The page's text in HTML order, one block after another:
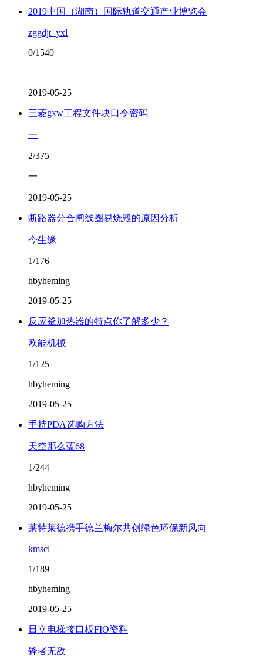
2019中国（湖南）国际轨道交通产业博览会
zggdjt_yxl
0/1540
2019-05-25
三菱gxw工程文件块口令密码
一
2/375
一
2019-05-25
断路器分合闸线圈易烧毁的原因分析
今生缘
1/176
hbyheming
2019-05-25
反应釜加热器的特点你了解多少？
欧能机械
1/125
hbyheming
2019-05-25
手持PDA选购方法
天空那么蓝68
1/244
hbyheming
2019-05-25
莱特莱德携手德兰梅尔共创绿色环保新风向
kmscl
1/189
hbyheming
2019-05-25
日立电梯接口板FIO资料
锋者无敌